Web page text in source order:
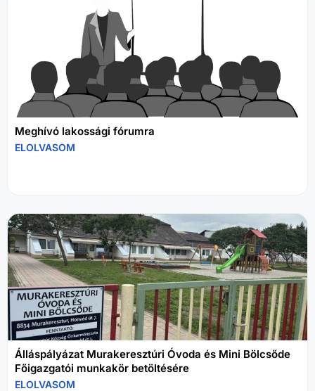
Meghívó lakossági fórumra
ELOLVASOM
Álláspályázat Murakeresztúri Óvoda és Mini Bölcsőde
Főigazgatói munkakör betöltésére
ELOLVASOM